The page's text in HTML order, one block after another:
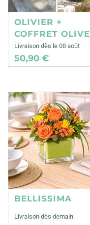
OLIVIER +
COFFRET OLIVE
Livraison dès le 08 août
50,90 €
BELLISSIMA
Livraison dès demain